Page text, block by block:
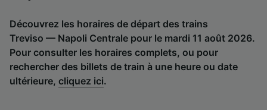
Découvrez les horaires de départ des trains
Treviso — Napoli Centrale pour le mardi 11 août 2026.
Pour consulter les horaires complets, ou pour
rechercher des billets de train à une heure ou date
ultérieure, cliquez ici.